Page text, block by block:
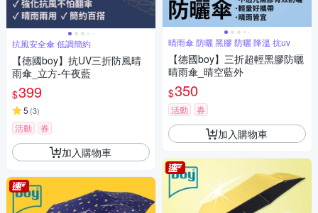
抗風安全傘 低調簡約
【德國boy】抗UV三折防風晴
雨傘_立方-午夜藍
$399
5 (3)
活動 券
加入購物車
晴雨傘 防曬 黑膠 防曬 降溫 抗uv
【德國boy】三折超輕黑膠防曬
晴雨傘_晴空藍外
$350
活動 券
加入購物車